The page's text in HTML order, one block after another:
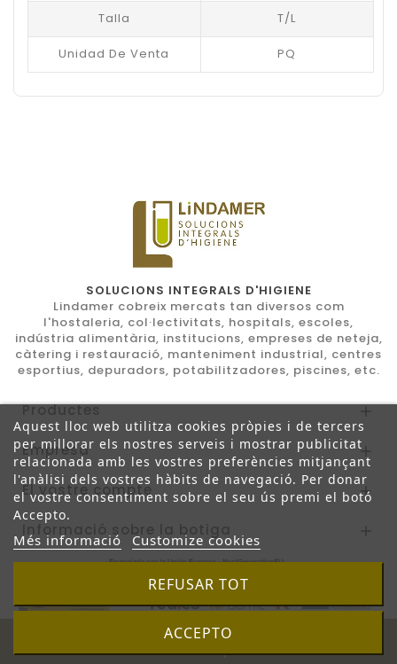
Talla T/L
Unidad De Venta PQ
SOLUCIONS INTEGRALS D'HIGIENE
Lindamer cobreix mercats tan diversos com
l'hostaleria, col·lectivitats, hospitals, escoles,
indústria alimentària, institucions, empreses de neteja,
càtering i restauració, manteniment industrial, centres
esportius, depuradors, potabilitzadores, piscines, etc.
Productes
Empresa 
El vostre compte 
Informació sobre la botiga
Aquest lloc web utilitza cookies pròpies i de tercers
per millorar els nostres serveis i mostrar publicitat
relacionada amb les vostres preferències mitjançant
l'anàlisi dels vostres hàbits de navegació. Per donar
el vostre consentiment sobre el seu ús premi el botó
Accepto.
Més informació Customize cookies
REFUSAR TOT
ACCEPTO
© 2026 - Programa de comerç electrònic per
PrestaShop™